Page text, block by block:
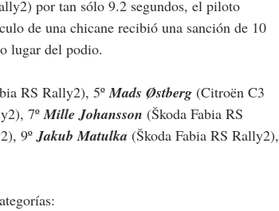
) por tan sólo 9.2 segundos, el piloto
de una chicane recibió una sanción de 10
lugar del podio.
RS Rally2), 5º Mads Østberg (Citroën C3
7º Mille Johansson (Škoda Fabia RS
9º Jakub Matulka (Škoda Fabia RS Rally2),